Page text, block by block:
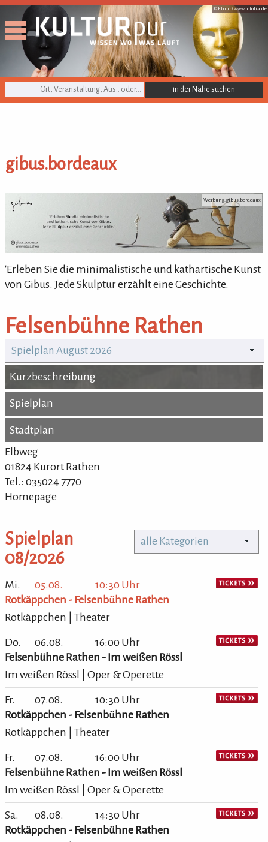
© Elnur /www.fotolia.de
KULTURpur Suche
gibus.bordeaux
gibus.bordeaux Werbung: gibus.bordeaux
'Erleben Sie die minimalistische und kathartische Kunst
von Gibus. Jede Skulptur erzählt eine Geschichte.
Felsenbühne Rathen
Spielplan August 2026
Kurzbeschreibung
Kurzbeschreibung
Spielplan
Spielplan
Stadtplan
Stadtplan
Elbweg
01824 Kurort Rathen
Tel.: 035024 7770
Homepage
Spielplan
08/2026
alle Kategorien
Mi. 05.08.
10:30 Uhr
Rotkäppchen - Felsenbühne Rathen
Rotkäppchen | Theater
Do. 06.08.
16:00 Uhr
Felsenbühne Rathen - Im weißen Rössl
Im weißen Rössl | Oper & Operette
Fr. 07.08.
10:30 Uhr
Rotkäppchen - Felsenbühne Rathen
Rotkäppchen | Theater
Fr. 07.08.
16:00 Uhr
Felsenbühne Rathen - Im weißen Rössl
Im weißen Rössl | Oper & Operette
Sa. 08.08.
14:30 Uhr
Rotkäppchen - Felsenbühne Rathen